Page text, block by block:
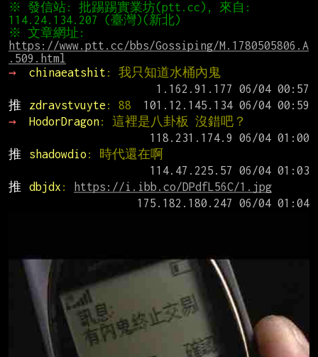
※ 發信站: 批踢踢實業坊(ptt.cc), 來自:
https://www.ptt.cc/bbs/Gossiping/M.1780505806.A
.509.html
→
chinaeatshit : 我只知道水桶內鬼
推
zdravstvuyte : 88
→
HodorDragon: 這裡是八卦板 沒錯吧？
推
shadowdio : 時代還在啊
推
dbjdx :
https://i.ibb.co/DPdfL56C/1.jpg